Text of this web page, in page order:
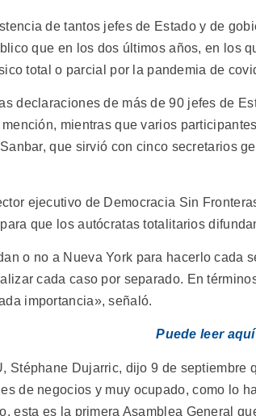
de tantos jefes de Estado y de
que en los dos últimos años, en los
total o parcial por la pandemia de
declaraciones de más de 90 jefes de
mientras que varios
que sirvió con cinco secretarios
ejecutivo de Democracia Sin
que los autócratas totalitarios
o no a Nueva York para hacerlo cada
cada caso por separado. En
importancia», señaló.
Puede leer
Stéphane Dujarric, dijo 9 de septiembre
de negocios y muy ocupado, como lo
esta es la primera Asamblea General